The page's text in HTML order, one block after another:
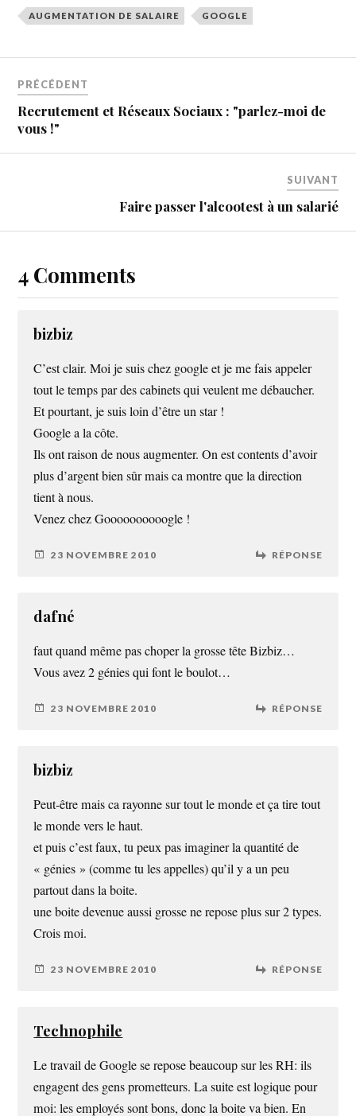
AUGMENTATION DE SALAIRE GOOGLE
PRÉCÉDENT
Recrutement et Réseaux Sociaux : "parlez-moi de
vous !"
SUIVANT
Faire passer l'alcootest à un salarié
4 Comments
bizbiz
C’est clair. Moi je suis chez google et je me fais appeler
tout le temps par des cabinets qui veulent me débaucher.
Et pourtant, je suis loin d’être un star !
Google a la côte.
Ils ont raison de nous augmenter. On est contents d’avoir
plus d’argent bien sûr mais ca montre que la direction
tient à nous.
Venez chez Goooooooooogle !
23 NOVEMBRE 2010 RÉPONSE
dafné
faut quand même pas choper la grosse tête Bizbiz…
Vous avez 2 génies qui font le boulot…
23 NOVEMBRE 2010 RÉPONSE
bizbiz
Peut-être mais ca rayonne sur tout le monde et ça tire tout
le monde vers le haut.
et puis c’est faux, tu peux pas imaginer la quantité de
« génies » (comme tu les appelles) qu’il y a un peu
partout dans la boite.
une boite devenue aussi grosse ne repose plus sur 2 types.
Crois moi.
23 NOVEMBRE 2010 RÉPONSE
Technophile
Le travail de Google se repose beaucoup sur les RH: ils
engagent des gens prometteurs. La suite est logique pour
moi: les employés sont bons, donc la boite va bien. En